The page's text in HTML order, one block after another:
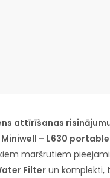
attīrīšanas
Miniwell – L630
maršrutiem
Filter un komplekti,